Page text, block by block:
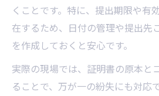
くことです。特に、提出期限や有
在するため、日付の管理や提出先
を作成しておくと安心です。
実際の現場では、証明書の原本と
ることで、万が一の紛失にも対応